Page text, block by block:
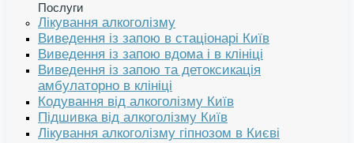
Послуги
Лікування алкоголізму
Виведення із запою в стаціонарі Київ
Виведення із запою вдома і в клініці
Виведення із запою та детоксикація
амбулаторно в клініці
Кодування від алкоголізму Київ
Підшивка від алкоголізму Київ
Лікування алкоголізму гіпнозом в Києві